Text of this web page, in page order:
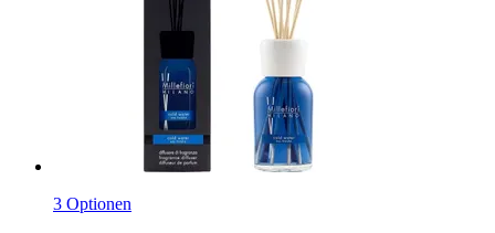
3 Optionen